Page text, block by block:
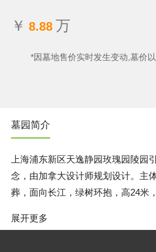
￥ 8.88 万
*因墓地售价实时发生变动,墓价
墓园简介
上海浦东新区天逸静园玫瑰园陵园
念，由加拿大设计师规划设计。主
葬，面向长江，绿树环抱，高24米
生态园林、草坪墓区交相辉映，相
展开更多